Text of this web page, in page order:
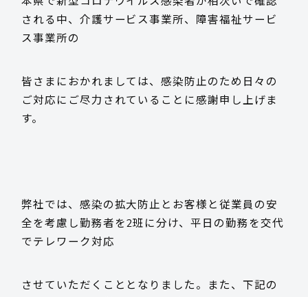
イベント
採用情報
お問い合わせ
お電話でのお問い合わせ
される中、介護サービス事業所、障害福祉サービ
ス事業所の
皆さまにおかれましては、感染防止のため日々の
ご対応にご尽力されていることに感謝申し上げま
す。
弊社では、感染の拡大防止とお客様と従業員の安
全を考慮し勤務者を2班に分け、平日の勤務を交代
でテレワーク対応
させていただくこととなりました。また、下記の